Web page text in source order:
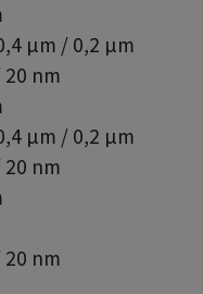
µm / 0,2 µm
nm
µm / 0,2 µm
nm
nm